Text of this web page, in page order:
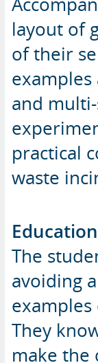
layout of
of their
and
practical
waste
The
avoiding
They
make the